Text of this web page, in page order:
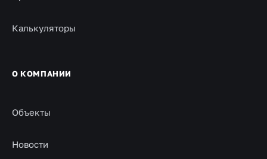
Калькуляторы
О КОМПАНИИ
Объекты
Новости